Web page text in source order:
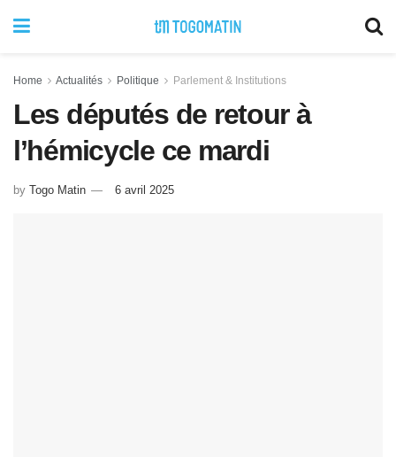
Home Actualités Politique Parlement & Institutions
Les députés de retour à
l’hémicycle ce mardi
by Togo Matin 6 avril 2025